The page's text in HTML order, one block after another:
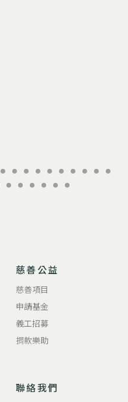
慈善公益
慈善項目
申請基金
義工招募
捐款樂助
聯絡我們